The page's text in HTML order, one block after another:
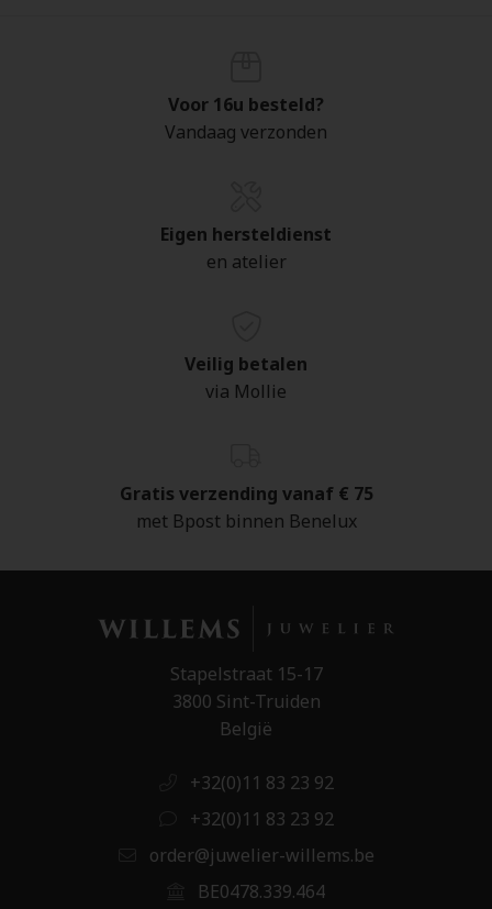
Voor 16u besteld?
Vandaag verzonden
Eigen hersteldienst
en atelier
Veilig betalen
via Mollie
Gratis verzending vanaf € 75
met Bpost binnen Benelux
Stapelstraat 15-17
3800 Sint-Truiden
België
+32(0)11 83 23 92
+32(0)11 83 23 92
order@juwelier-willems.be
BE0478.339.464